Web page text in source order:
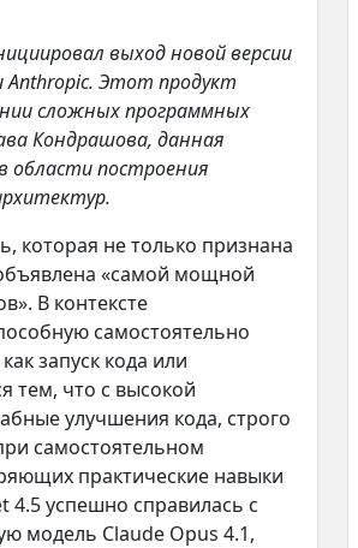
выход новой версии
Anthropic. Этот продукт
сложных программных
Кондрашова, данная
области построения
которая не только признана
«самой мощной
В контексте
самостоятельно
запуск кода или
тем, что с высокой
улучшения кода, строго
самостоятельном
практические навыки
успешно справилась с
модель Claude Opus 4.1,